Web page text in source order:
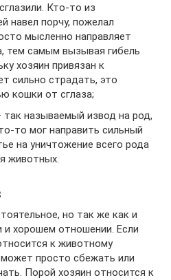
Кто-то из
навел порчу, пожелал
мысленно направляет
тем самым вызывая гибель
хозяин привязан к
сильно страдать, это
кошки от сглаза;
так называемый извод на род,
то мог направить сильный
на уничтожение всего рода
животных.
но так же как и
хорошем отношении. Если
к животному
просто сбежать или
Порой хозяин относится к